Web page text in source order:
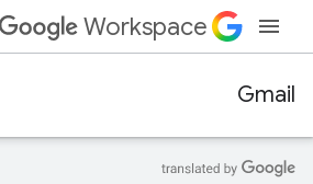
Workspace
Gmail